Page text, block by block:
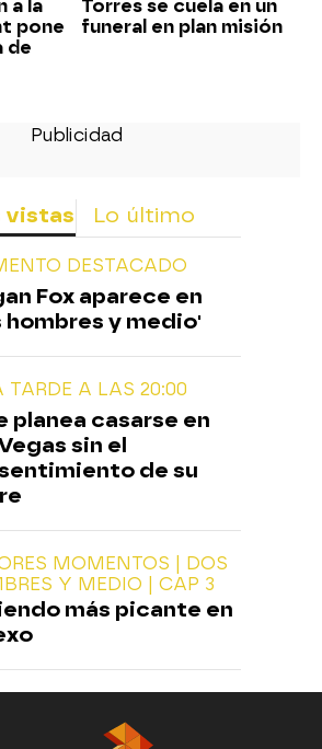
a la
pone
de
Torres se cuela en un
funeral en plan misión
vistas Lo último
DESTACADO
Fox aparece en
hombres y medio'
TARDE A LAS 20:00
planea casarse en
sin el
de su
MOMENTOS | DOS
Y MEDIO | CAP 3
más picante en